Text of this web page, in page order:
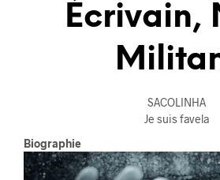
Écrivain,
SACOLINHA
Je suis favela
Biographie